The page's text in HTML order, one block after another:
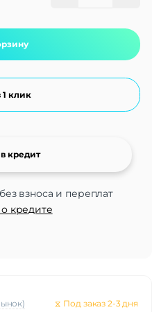
1 клик
взноса и переплат
кредите
кредит
⧖ Под заказ 2-3 дня